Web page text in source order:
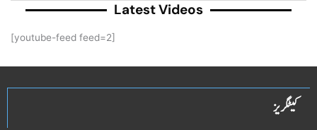
Latest Videos
[youtube-feed feed=2]
کیٹگریز